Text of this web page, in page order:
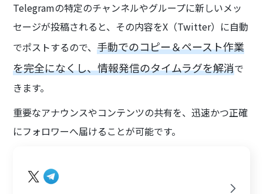
Telegramの特定のチャンネルやグループに新しいメッ
セージが投稿されると、その内容をX（Twitter）に自動
でポストするので、手動でのコピー＆ペースト作業
を完全になくし、情報発信のタイムラグを解消で
きます。
重要なアナウンスやコンテンツの共有を、迅速かつ正確
にフォロワーへ届けることが可能です。